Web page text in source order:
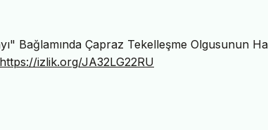
Bağlamında Çapraz Tekelleşme Olgusunun
https://izlik.org/JA32LG22RU